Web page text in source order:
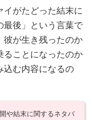
イがたどった結末に
最後」という言葉で
彼が生き残ったのか
ることになったのか
込む内容になるの
や結末に関するネタバ